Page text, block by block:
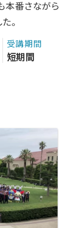
本番さながら
。
受講期間
短期間